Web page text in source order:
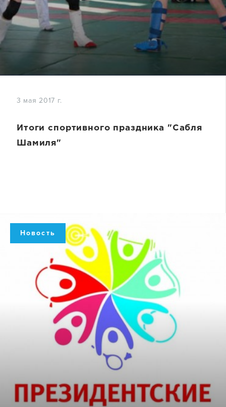
3 мая 2017 г.
Итоги спортивного праздника "Сабля
Шамиля"
Новость